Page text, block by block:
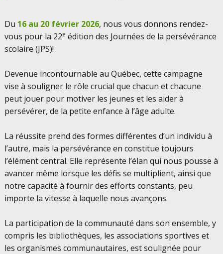
Du 16 au 20 février 2026, nous vous donnons rendez-
vous pour la 22e édition des Journées de la persévérance
scolaire (JPS)!
Devenue incontournable au Québec, cette campagne
vise à souligner le rôle crucial que chacun et chacune
peut jouer pour motiver les jeunes et les aider à
persévérer, de la petite enfance à l’âge adulte.
La réussite prend des formes différentes d’un individu à
l’autre, mais la persévérance en constitue toujours
l’élément central. Elle représente l’élan qui nous pousse à
avancer même lorsque les défis se multiplient, ainsi que
notre capacité à fournir des efforts constants, peu
importe la vitesse à laquelle nous avançons.
La participation de la communauté dans son ensemble, y
compris les bibliothèques, les associations sportives et
les organismes communautaires, est soulignée pour